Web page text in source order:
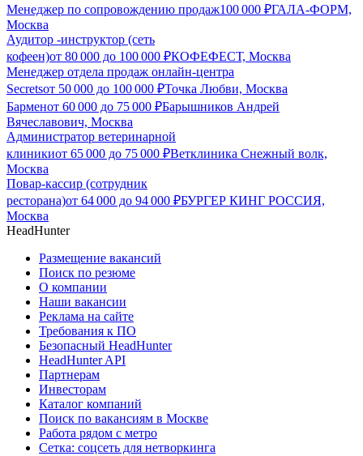
Менеджер по сопровождению продаж100 000 ₽ГАЛА-ФОРМ,
Москва
Аудитор -инструктор (сеть
кофеен)от 80 000 до 100 000 ₽КОФЕФЕСТ, Москва
Менеджер отдела продаж онлайн-центра
Secretsот 50 000 до 100 000 ₽Точка Любви, Москва
Барменот 60 000 до 75 000 ₽Барышников Андрей
Вячеславович, Москва
Администратор ветеринарной
клиникиот 65 000 до 75 000 ₽Ветклиника Снежный волк,
Москва
Повар-кассир (сотрудник
ресторана)от 64 000 до 94 000 ₽БУРГЕР КИНГ РОССИЯ,
Москва
HeadHunter
Размещение вакансий
Поиск по резюме
О компании
Наши вакансии
Реклама на сайте
Требования к ПО
Безопасный HeadHunter
HeadHunter API
Партнерам
Инвесторам
Каталог компаний
Поиск по вакансиям в Москве
Работа рядом с метро
Сетка: соцсеть для нетворкинга